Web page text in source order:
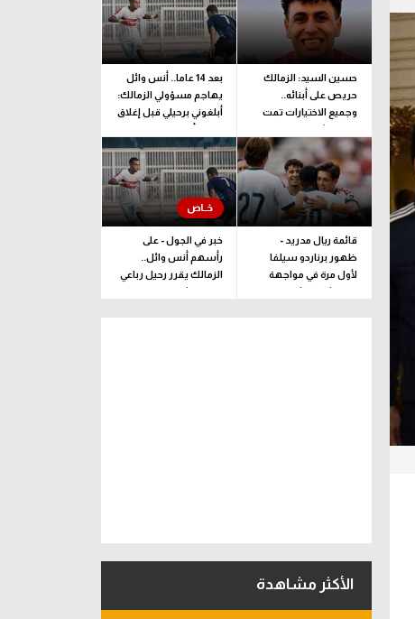
حسين السيد: الزمالك
حريص على أبنائه..
وجميع الاختيارات تمت
وفقا لرؤية فنية بحتة
بعد 14 عاما.. أنس وائل
يهاجم مسؤولي الزمالك:
أبلغوني برحيلي قبل إغلاق
القيد بأيام
قائمة ريال مدريد -
ظهور برناردو سيلفا
لأول مرة في مواجهة
فرينتشفاروشي
خبر في الجول - على
رأسهم أنس وائل..
الزمالك يقرر رحيل رباعي
فريق الشباب
الأكثر مشاهدة